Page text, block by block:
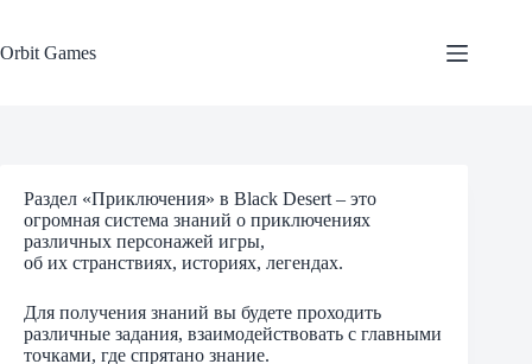
content
Orbit Games
Раздел «Приключения» в Black Desert – это
огромная система знаний о приключениях
различных персонажей игры,
об их странствиях, историях, легендах.
Для получения знаний вы будете проходить
различные задания, взаимодействовать с главными
точками, где спрятано знание.